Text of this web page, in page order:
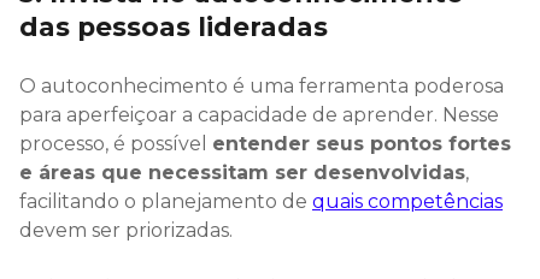
das pessoas lideradas
O autoconhecimento é uma ferramenta poderosa
para aperfeiçoar a capacidade de aprender. Nesse
processo, é possível entender seus pontos fortes
e áreas que necessitam ser desenvolvidas,
facilitando o planejamento de quais competências
devem ser priorizadas.